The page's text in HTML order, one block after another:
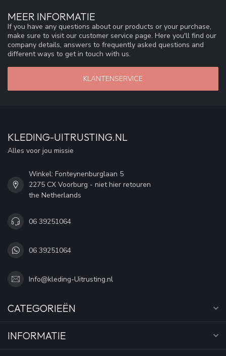
MEER INFORMATIE
If you have any questions about our products or your purchase,
make sure to visit our customer service page. Here you'll find our
company details, answers to frequently asked questions and
different ways to get in touch with us.
KLANTENSERVICE
KLEDING-UITRUSTING.NL
Alles voor jou missie
Winkel: Fonteynenburglaan 5
2275 CX Voorburg - niet hier retouren
the Netherlands
06 39251064
06 39251064
Info@kleding-Uitrusting.nl
CATEGORIEËN
INFORMATIE